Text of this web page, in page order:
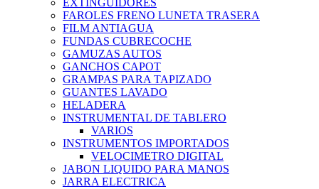
EXTINGUIDORES
FAROLES FRENO LUNETA TRASERA
FILM ANTIAGUA
FUNDAS CUBRECOCHE
GAMUZAS AUTOS
GANCHOS CAPOT
GRAMPAS PARA TAPIZADO
GUANTES LAVADO
HELADERA
INSTRUMENTAL DE TABLERO
VARIOS
INSTRUMENTOS IMPORTADOS
VELOCIMETRO DIGITAL
JABON LIQUIDO PARA MANOS
JARRA ELECTRICA